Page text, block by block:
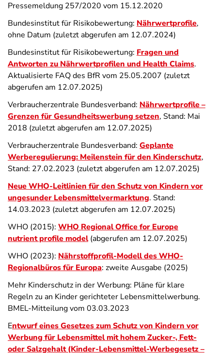
Pressemeldung 257/2020 vom 15.12.2020
Bundesinstitut für Risikobewertung: Nährwertprofile,
ohne Datum (zuletzt abgerufen am 12.07.2024)
Bundesinstitut für Risikobewertung: Fragen und
Antworten zu Nährwertprofilen und Health Claims.
Aktualisierte FAQ des BfR vom 25.05.2007 (zuletzt
abgerufen am 12.07.2025)
Verbraucherzentrale Bundesverband: Nährwertprofile –
Grenzen für Gesundheitswerbung setzen, Stand: Mai
2018 (zuletzt abgerufen am 12.07.2025)
Verbraucherzentrale Bundesverband: Geplante
Werberegulierung: Meilenstein für den Kinderschutz,
Stand: 27.02.2023 (zuletzt abgerufen am 12.07.2025)
Neue WHO-Leitlinien für den Schutz von Kindern vor
ungesunder Lebensmittelvermarktung. Stand:
14.03.2023 (zuletzt abgerufen am 12.07.2025)
WHO (2015): WHO Regional Office for Europe
nutrient profile model(abgerufen am 12.07.2025)
WHO (2023): Nährstoffprofil-Modell des WHO-
Regionalbüros für Europa: zweite Ausgabe (2025)
Mehr Kinderschutz in der Werbung: Pläne für klare
Regeln zu an Kinder gerichteter Lebensmittelwerbung.
BMEL-Mitteilung vom 03.03.2023
Entwurf eines Gesetzes zum Schutz von Kindern vor
Werbung für Lebensmittel mit hohem Zucker-, Fett-
oder Salzgehalt (Kinder-Lebensmittel-Werbegesetz –